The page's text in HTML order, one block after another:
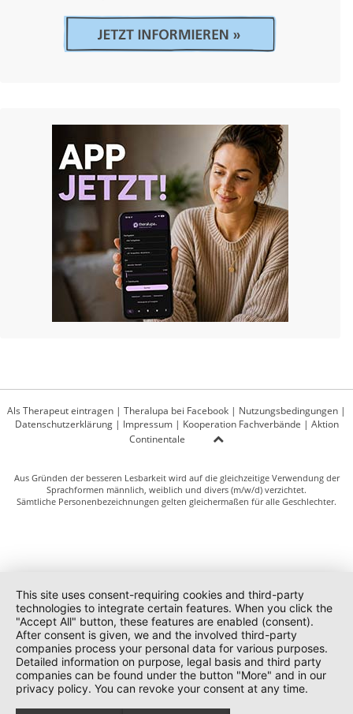
Als Therapeut eintragen | Theralupa bei Facebook | Nutzungsbedingungen |
Datenschutzerklärung| Impressum| Kooperation Fachverbände | Aktion
Continentale
Aus Gründen der besseren Lesbarkeit wird auf die gleichzeitige Verwendung der
Sprachformen männlich, weiblich und divers (m/w/d) verzichtet.
Sämtliche Personenbezeichnungen gelten gleichermaßen für alle Geschlechter.
This site uses consent-requiring cookies and third-party
technologies to integrate certain features. When you click the
"Accept All" button, these features are enabled (consent).
After consent is given, we and the involved third-party
companies process your personal data for various purposes.
Detailed information on purpose, legal basis and third party
companies can be found under the button "More" and in our
privacy policy. You can revoke your consent at any time.